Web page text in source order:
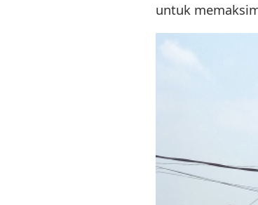
untuk